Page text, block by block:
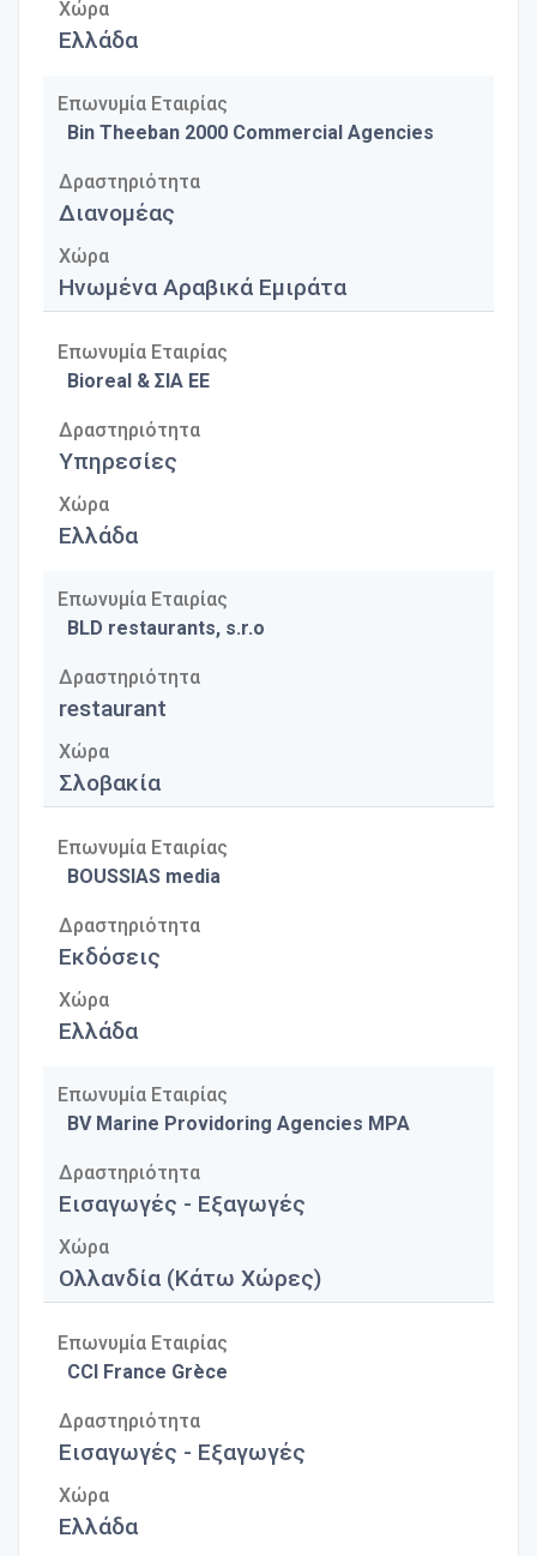
Χώρα
Ελλάδα
Επωνυμία Εταιρίας
Bin Theeban 2000 Commercial Agencies
Δραστηριότητα
Διανομέας
Χώρα
Ηνωμένα Αραβικά Εμιράτα
Επωνυμία Εταιρίας
Bioreal & ΣΙΑ ΕΕ
Δραστηριότητα
Υπηρεσίες
Χώρα
Ελλάδα
Επωνυμία Εταιρίας
BLD restaurants, s.r.o
Δραστηριότητα
restaurant
Χώρα
Σλοβακία
Επωνυμία Εταιρίας
BOUSSIAS media
Δραστηριότητα
Εκδόσεις
Χώρα
Ελλάδα
Επωνυμία Εταιρίας
BV Marine Providoring Agencies MPA
Δραστηριότητα
Εισαγωγές - Εξαγωγές
Χώρα
Ολλανδία (Κάτω Χώρες)
Επωνυμία Εταιρίας
CCI France Grèce
Δραστηριότητα
Εισαγωγές - Εξαγωγές
Χώρα
Ελλάδα